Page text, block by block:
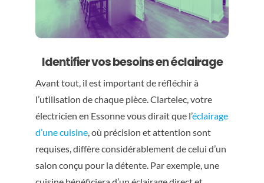
Identifier vos besoins en éclairage
Avant tout, il est important de réfléchir à
l’utilisation de chaque pièce. Clartelec, votre
électricien en Essonne vous dirait que l’éclairage
d’une cuisine, où précision et attention sont
requises, diffère considérablement de celui d’un
salon conçu pour la détente. Par exemple, une